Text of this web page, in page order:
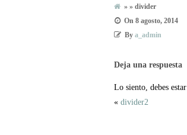
» » divider
On 8 agosto, 2014
By a_admin
Deja una respuesta
Lo siento, debes estar
« divider2